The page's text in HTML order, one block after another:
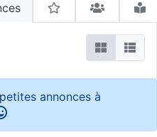
annonces à